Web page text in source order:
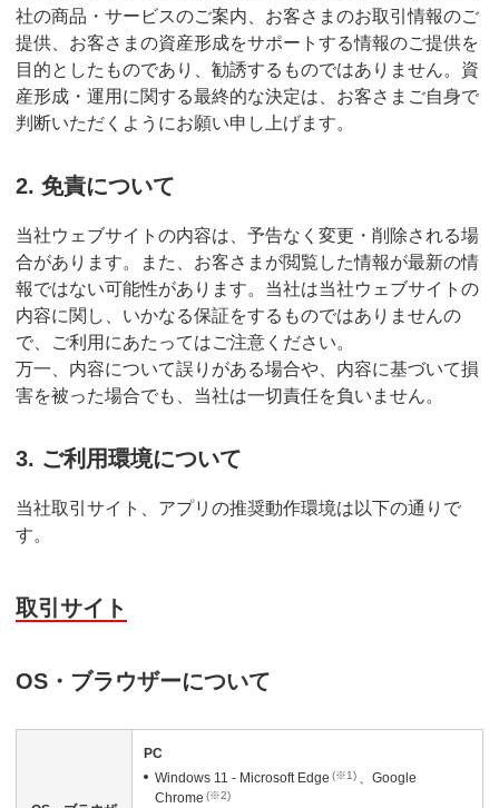
社の商品・サービスのご案内、お客さまのお取引情報のご
提供、お客さまの資産形成をサポートする情報のご提供を
目的としたものであり、勧誘するものではありません。資
産形成・運用に関する最終的な決定は、お客さまご自身で
判断いただくようにお願い申し上げます。
2. 免責について
当社ウェブサイトの内容は、予告なく変更・削除される場
合があります。また、お客さまが閲覧した情報が最新の情
報ではない可能性があります。当社は当社ウェブサイトの
内容に関し、いかなる保証をするものではありませんの
で、ご利用にあたってはご注意ください。
万一、内容について誤りがある場合や、内容に基づいて損
害を被った場合でも、当社は一切責任を負いません。
3. ご利用環境について
当社取引サイト、アプリの推奨動作環境は以下の通りで
す。
取引サイト
OS・ブラウザーについて
PC
Windows 11 - Microsoft Edge (※1) 、Google
Chrome (※2)